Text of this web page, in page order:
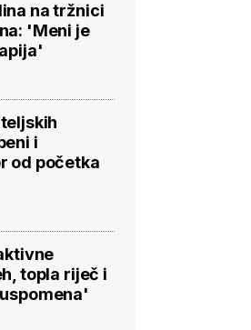
na tržnici
'Meni je
i
od početka
topla riječ i